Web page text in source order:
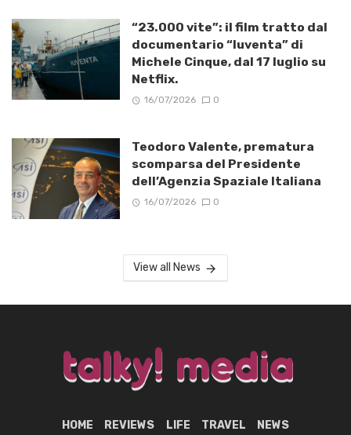
“23.000 vite”: il film tratto dal
documentario “Iuventa” di
Michele Cinque, dal 17 luglio su
Netflix.
16/07/2026 0
Teodoro Valente, prematura
scomparsa del Presidente
dell’Agenzia Spaziale Italiana
16/07/2026 0
View all News
HOME REVIEWS LIFE TRAVEL NEWS